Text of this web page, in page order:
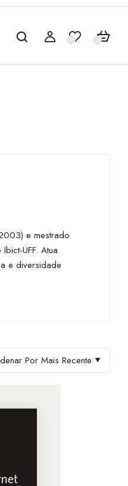
0 0
e mestrado
UFF. Atua
e diversidade
Por Mais Recente